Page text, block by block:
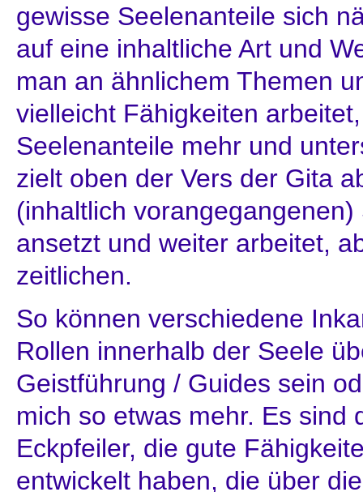
gewisse Seelenanteile sich
auf eine inhaltliche Art und
man an ähnlichem Themen
vielleicht Fähigkeiten
Seelenanteile mehr und
zielt oben der Vers der Gita
(inhaltlich
ansetzt und weiter arbeitet,
zeitlichen.
So können verschiedene
Rollen innerhalb der Seele
Geistführung / Guides sein
mich so etwas mehr. Es sind
Eckpfeiler, die gute
entwickelt haben, die über